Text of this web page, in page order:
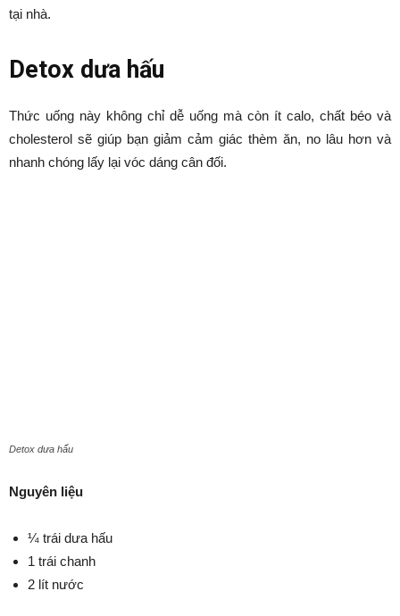
tại nhà.
Detox dưa hấu
Thức uống này không chỉ dễ uống mà còn ít calo, chất béo và
cholesterol sẽ giúp bạn giảm cảm giác thèm ăn, no lâu hơn và
nhanh chóng lấy lại vóc dáng cân đối.
Detox dưa hấu
Nguyên liệu
¼ trái dưa hấu
1 trái chanh
2 lít nước